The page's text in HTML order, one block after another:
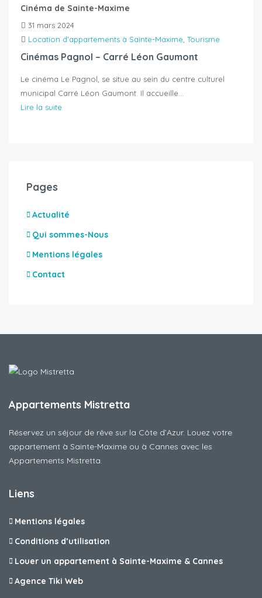
Cinéma de Sainte-Maxime
31 mars 2024
Location d'appartements à Sainte-Maxime, Tourisme
Cinémas Pagnol – Carré Léon Gaumont
Le cinéma Le Pagnol, se situe au sein du centre culturel
municipal Carré Léon Gaumont. Il accueille…
Lire la suite
Pages
Actualité
Qui sommes-Nous
Mentions légales
Contact
Appartements Mistretta
Réservez un séjour de rêve sur la Côte d’Azur. Louez votre
appartement à Sainte-Maxime ou à Cannes avec les
Appartements Mistretta.
Liens
Mentions légales
Conditions d’utilisation
Louer un appartement à Sainte-Maxime & Cannes
Agence Tiki Web